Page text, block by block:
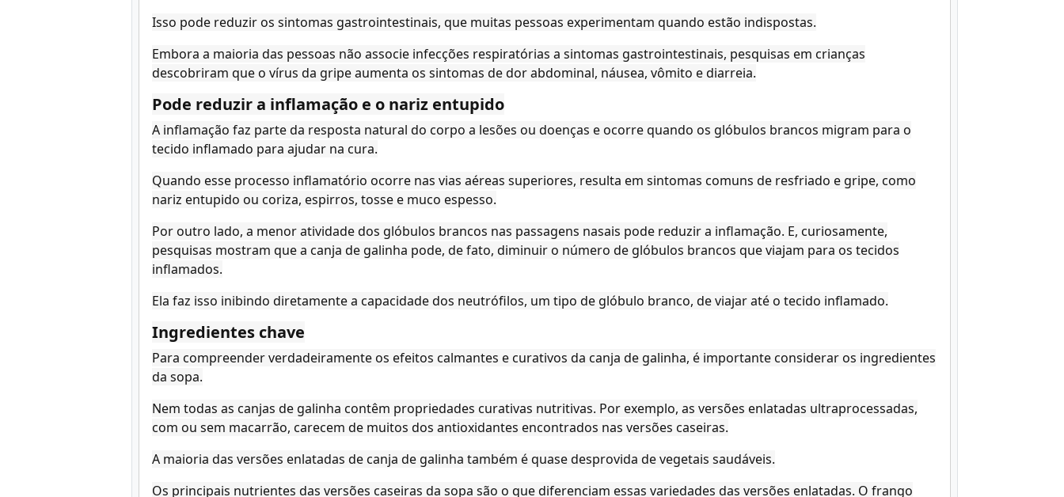
Isso pode reduzir os sintomas gastrointestinais, que muitas pessoas experimentam quando estão indispostas.
Embora a maioria das pessoas não associe infecções respiratórias a sintomas gastrointestinais, pesquisas em crianças
descobriram que o vírus da gripe aumenta os sintomas de dor abdominal, náusea, vômito e diarreia.
Pode reduzir a inflamação e o nariz entupido
A inflamação faz parte da resposta natural do corpo a lesões ou doenças e ocorre quando os glóbulos brancos migram para o
tecido inflamado para ajudar na cura.
Quando esse processo inflamatório ocorre nas vias aéreas superiores, resulta em sintomas comuns de resfriado e gripe, como
nariz entupido ou coriza, espirros, tosse e muco espesso.
Por outro lado, a menor atividade dos glóbulos brancos nas passagens nasais pode reduzir a inflamação. E, curiosamente,
pesquisas mostram que a canja de galinha pode, de fato, diminuir o número de glóbulos brancos que viajam para os tecidos
inflamados.
Ela faz isso inibindo diretamente a capacidade dos neutrófilos, um tipo de glóbulo branco, de viajar até o tecido inflamado.
Ingredientes chave
Para compreender verdadeiramente os efeitos calmantes e curativos da canja de galinha, é importante considerar os ingredientes
da sopa.
Nem todas as canjas de galinha contêm propriedades curativas nutritivas. Por exemplo, as versões enlatadas ultraprocessadas,
com ou sem macarrão, carecem de muitos dos antioxidantes encontrados nas versões caseiras.
A maioria das versões enlatadas de canja de galinha também é quase desprovida de vegetais saudáveis.
Os principais nutrientes das versões caseiras da sopa são o que diferenciam essas variedades das versões enlatadas. O frango